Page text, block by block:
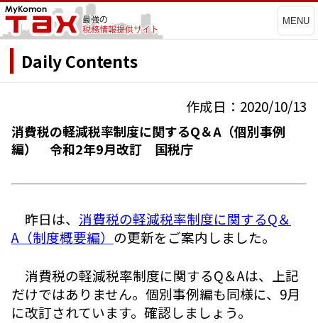
MENU
Daily Contents
作成日：2020/10/13
消費税の軽減税率制度に関するQ＆A（個別事例
編） 令和2年9月改訂 国税庁
昨日は、 消費税の軽減税率制度に関するQ＆
A（制度概要編） の更新をご案内しました。
消費税の軽減税率制度に関するQ＆Aは、上記
だけではありません。個別事例編も同様に、9月
に改訂されています。確認しましょう。